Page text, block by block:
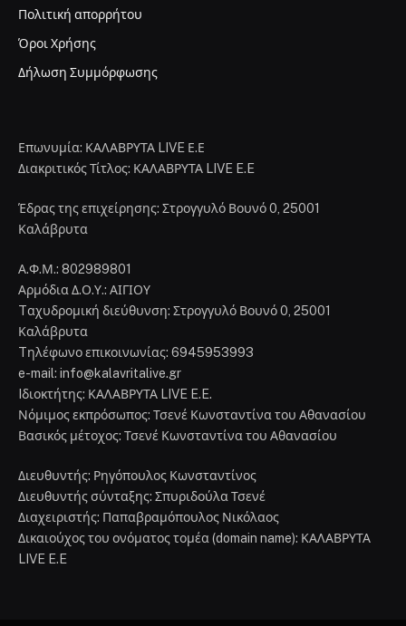
Πολιτική απορρήτου
Όροι Χρήσης
Δήλωση Συμμόρφωσης
Επωνυμία: ΚΑΛΑΒΡΥΤΑ LIVE Ε.Ε
Διακριτικός Τίτλος: ΚΑΛΑΒΡΥΤΑ LIVE E.E
Έδρας της επιχείρησης: Στρογγυλό Βουνό 0, 25001
Καλάβρυτα
Α.Φ.Μ.: 802989801
Αρμόδια Δ.Ο.Υ.: ΑΙΓΙΟΥ
Tαχυδρομική διεύθυνση: Στρογγυλό Βουνό 0, 25001
Καλάβρυτα
Tηλέφωνο επικοινωνίας: 6945953993
e-mail: info@kalavritalive.gr
Iδιοκτήτης: ΚΑΛΑΒΡΥΤΑ LIVE E.E.
Νόμιμος εκπρόσωπος: Τσενέ Κωνσταντίνα του Αθανασίου
Βασικός μέτοχος: Τσενέ Κωνσταντίνα του Αθανασίου
Διευθυντής: Ρηγόπουλος Κωνσταντίνος
Διευθυντής σύνταξης: Σπυριδούλα Τσενέ
Διαχειριστής: Παπαβραμόπουλος Νικόλαος
Δικαιούχος του ονόματος τομέα (domain name): ΚΑΛΑΒΡΥΤΑ
LIVE E.E